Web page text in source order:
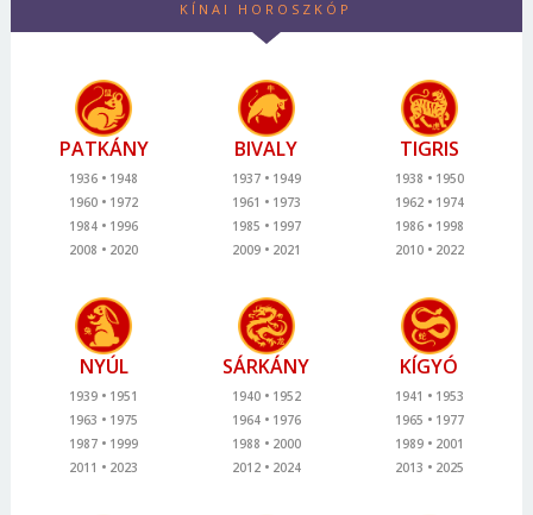
KÍNAI HOROSZKÓP
PATKÁNY
1936
1948
1960
1972
1984
1996
2008
2020
BIVALY
1937
1949
1961
1973
1985
1997
2009
2021
TIGRIS
1938
1950
1962
1974
1986
1998
2010
2022
NYÚL
1939
1951
1963
1975
1987
1999
2011
2023
SÁRKÁNY
1940
1952
1964
1976
1988
2000
2012
2024
KÍGYÓ
1941
1953
1965
1977
1989
2001
2013
2025